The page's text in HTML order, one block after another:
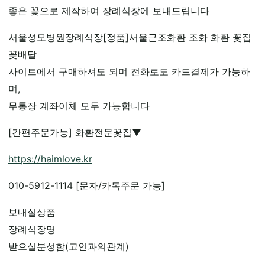
좋은 꽃으로 제작하여 장례식장에 보내드립니다
서울성모병원장례식장[정품]서울근조화환 조화 화환 꽃집
꽃배달
사이트에서 구매하셔도 되며 전화로도 카드결제가 가능하
며,
무통장 계좌이체 모두 가능합니다
[간편주문가능] 화환전문꽃집▼
https://haimlove.kr
010-5912-1114 [문자/카톡주문 가능]
보내실상품
장례식장명
받으실분성함(고인과의관계)